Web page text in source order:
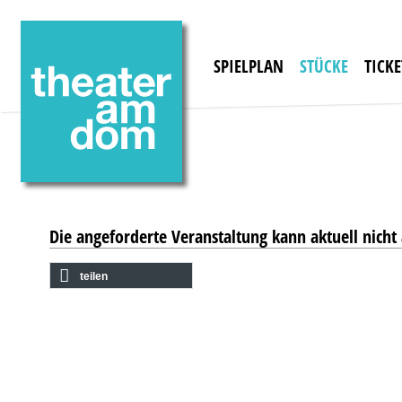
SPIELPLAN STÜCKE
Die angeforderte Veranstaltung kann aktuell
teilen